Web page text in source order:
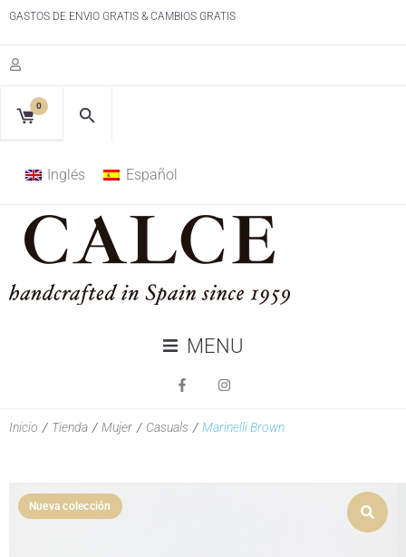
GASTOS DE ENVIO GRATIS & CAMBIOS GRATIS
0
Inglés Español
MENU
Inicio / Tienda / Mujer / Casuals / Marinelli Brown
Nueva colección